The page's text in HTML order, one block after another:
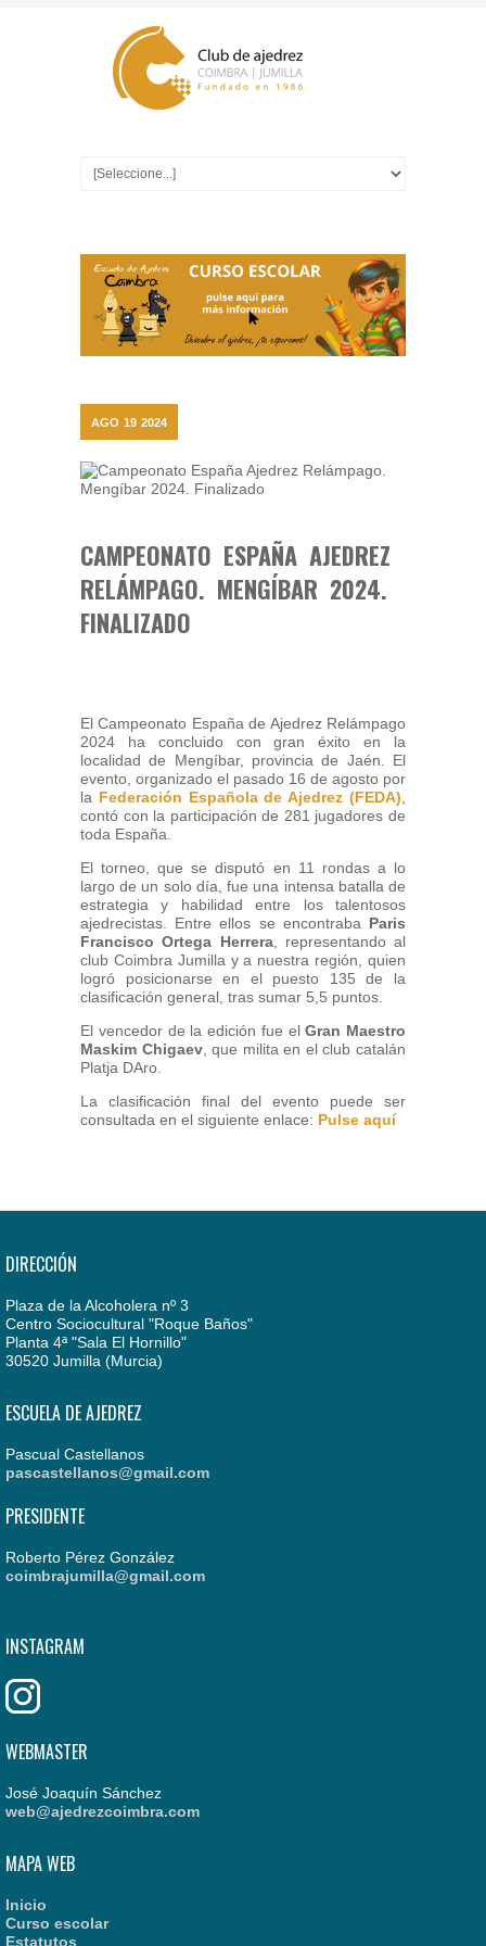
AGO 19 2024
CAMPEONATO ESPAÑA AJEDREZ
RELÁMPAGO. MENGÍBAR 2024.
FINALIZADO
El Campeonato España de Ajedrez Relámpago
2024 ha concluido con gran éxito en la
localidad de Mengíbar, provincia de Jaén. El
evento, organizado el pasado 16 de agosto por
la Federación Española de Ajedrez (FEDA)
contó con la participación de 281 jugadores de
toda España.
El torneo, que se disputó en 11 rondas a lo
largo de un solo día, fue una intensa batalla de
estrategia y habilidad entre los talentosos
ajedrecistas. Entre ellos se encontraba Paris
Francisco Ortega Herrera, representando al
club Coimbra Jumilla y a nuestra región, quien
logró posicionarse en el puesto 135 de la
clasificación general, tras sumar 5,5 puntos.
El vencedor de la edición fue elGran Maestro
Maskim Chigaev, que milita en el club catalán
Platja DAro.
La clasificación final del evento puede ser
consultada en el siguiente enlace: Pulse aquí
DIRECCIÓN
Plaza de la Alcoholera nº 3
Centro Sociocultural "Roque Baños"
Planta 4ª "Sala El Hornillo"
30520 Jumilla (Murcia)
ESCUELA DE AJEDREZ
Pascual Castellanos
pascastellanos@gmail.com
PRESIDENTE
Roberto Pérez González
coimbrajumilla@gmail.com
INSTAGRAM
WEBMASTER
José Joaquín Sánchez
web@ajedrezcoimbra.com
MAPA WEB
Inicio
Curso escolar
Estatutos